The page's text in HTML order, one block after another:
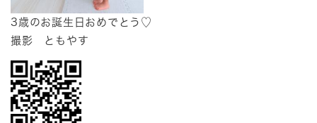
​3歳のお誕生日おめでとう♡
​撮影 ともやす